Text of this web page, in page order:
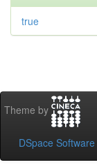
true
Theme by
DSpace Software